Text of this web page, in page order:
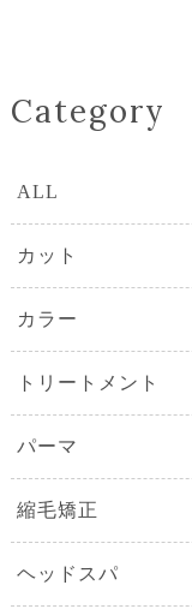
Category
ALL
カット
カラー
トリートメント
パーマ
縮毛矯正
ヘッドスパ